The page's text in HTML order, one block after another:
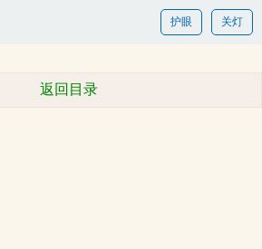
关灯
护眼
返回目录